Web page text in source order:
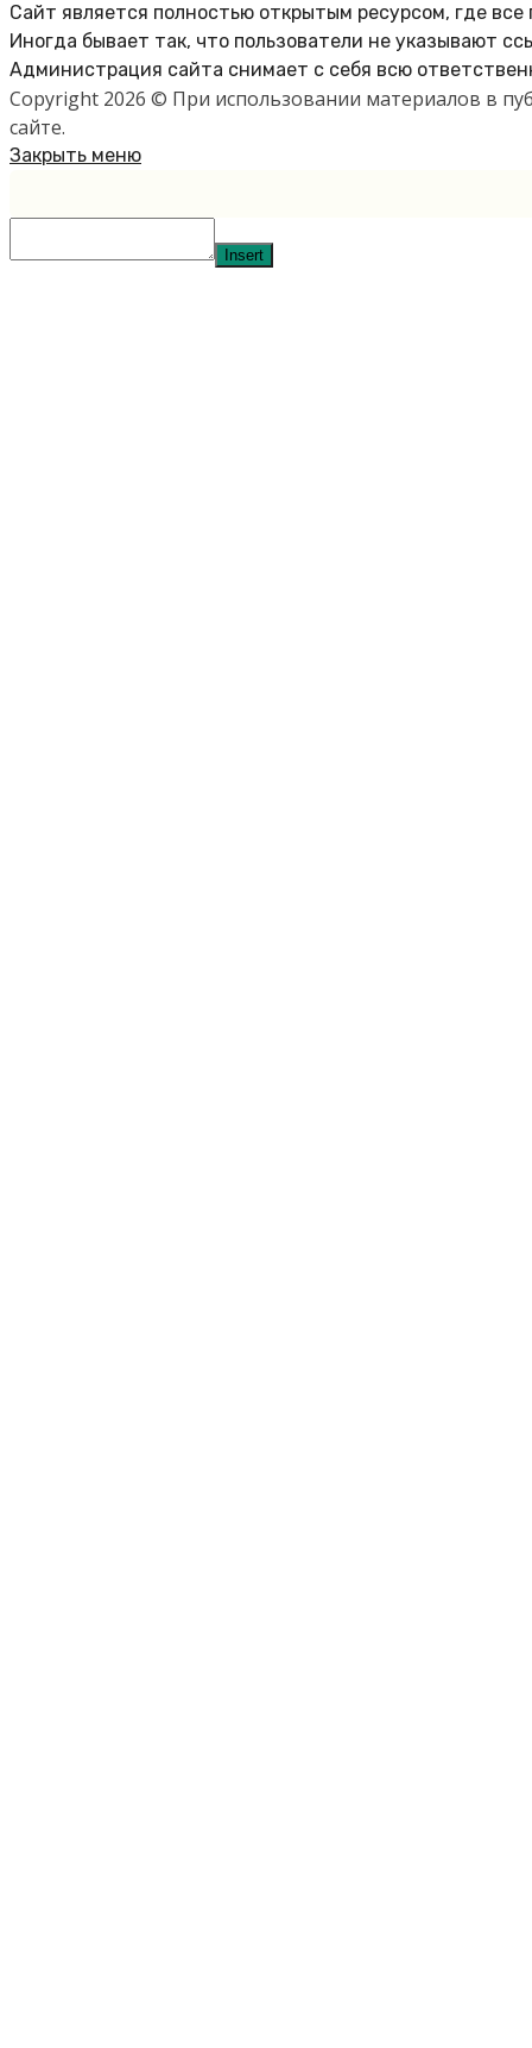
Сайт является полностью открытым ресурсом, где
Иногда бывает так, что пользователи не указывают
Администрация сайта снимает с себя всю
Copyright 2026 © При использовании материалов в
сайте.
Закрыть меню
Insert